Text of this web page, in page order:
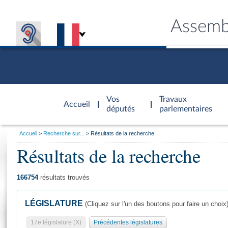
Accueil
d'accueil
Vos
députés
Travaux
parlementaires
Général
Vous
Accueil Recherche sur... Résultats de la recherche
Résultats de la recherche
166754résultats trouvés
LÉGISLATURE (Cliquez sur l'un des boutons pour faire un choix)
17e législature (X) Précédentes législatures